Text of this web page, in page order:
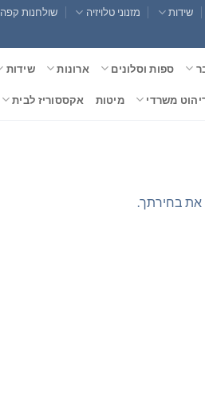
שידות מזנוני טלויזיה שולחנות קפה
ספות וסלונים ארונות שידות
משרדי מיטות אקססוריז לבית
את בחירתך.